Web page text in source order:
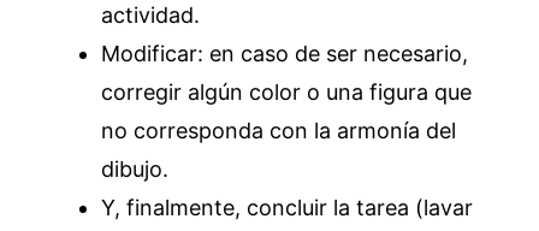
actividad.
Modificar: en caso de ser necesario,
corregir algún color o una figura que
no corresponda con la armonía del
dibujo.
Y, finalmente, concluir la tarea (lavar